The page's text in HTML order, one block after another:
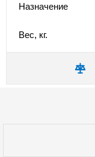
Назначение
Вес, кг.